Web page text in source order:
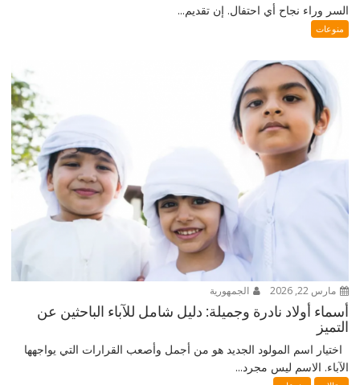
السر وراء نجاح أي احتفال. إن تقديم...
منوعات
مارس 22, 2026 الجمهورية
أسماء أولاد نادرة وجميلة: دليل شامل للآباء الباحثين عن
التميز
اختيار اسم المولود الجديد هو من أجمل وأصعب القرارات التي يواجهها
الآباء. الاسم ليس مجرد...